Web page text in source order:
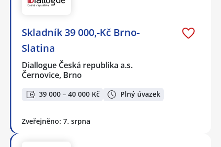
Skladník 39 000,-Kč Brno-
Slatina
Diallogue Česká republika a.s.
Černovice, Brno
39 000 – 40 000 Kč Plný úvazek
Zveřejněno: 7. srpna